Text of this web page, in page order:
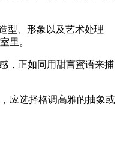
型、形象以及艺术处理
里。
，正如同用甜言蜜语来捕
应选择格调高雅的抽象或